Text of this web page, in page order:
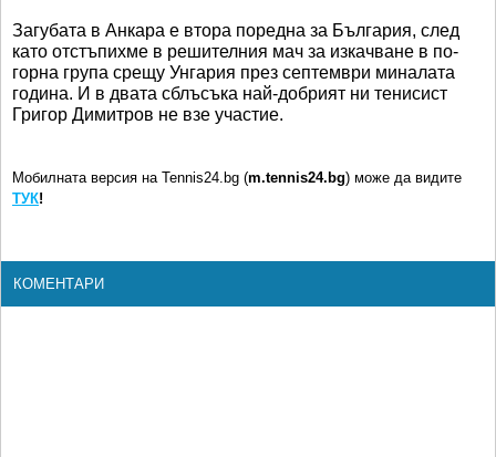
Загубата в Анкара е втора поредна за България, след
като отстъпихме в решителния мач за изкачване в по-
горна група срещу Унгария през септември миналата
година. И в двата сблъсъка най-добрият ни тенисист
Григор Димитров не взе участие.
Мобилната версия на Tennis24.bg (m.tennis24.bg) може да видите
ТУК!
КОМЕНТАРИ